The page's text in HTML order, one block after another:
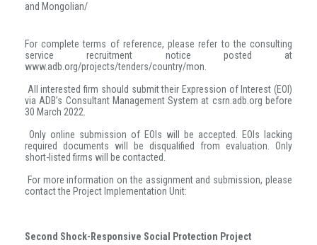
and Mongolian/
For complete terms of reference, please refer to the consulting
service recruitment notice posted at
www.adb.org/projects/tenders/country/mon.
All interested firm should submit their Expression of Interest (EOI)
via ADB’s Consultant Management System at csrn.adb.org before
30 March 2022.
Only online submission of EOIs will be accepted. EOIs lacking
required documents will be disqualified from evaluation. Only
short-listed firms will be contacted.
For more information on the assignment and submission, please
contact the Project Implementation Unit:
Second Shock-Responsive Social Protection Project